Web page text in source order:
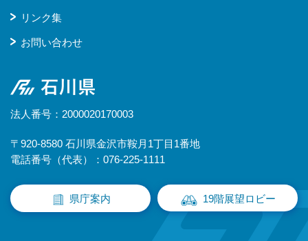
リンク集
お問い合わせ
石川県
法人番号：2000020170003
〒920-8580 石川県金沢市鞍月1丁目1番地
電話番号（代表）：076-225-1111
県庁案内 19階展望ロビー